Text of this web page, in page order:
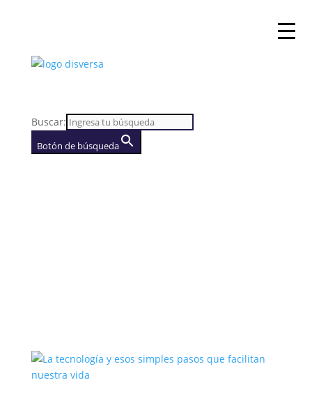
Buscar:
Botón de búsqueda